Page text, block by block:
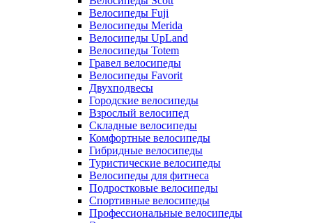
Велосипеды Fuji
Велосипеды Merida
Велосипеды UpLand
Велосипеды Totem
Гравел велосипеды
Велосипеды Favorit
Двухподвесы
Городские велосипеды
Взрослый велосипед
Складные велосипеды
Комфортные велосипеды
Гибридные велосипеды
Туристические велосипеды
Велосипеды для фитнеса
Подростковые велосипеды
Спортивные велосипеды
Профессиональные велосипеды